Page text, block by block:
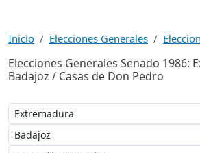
Inicio Elecciones Generales
Elecciones Generales Senado 1986:
Badajoz / Casas de Don Pedro